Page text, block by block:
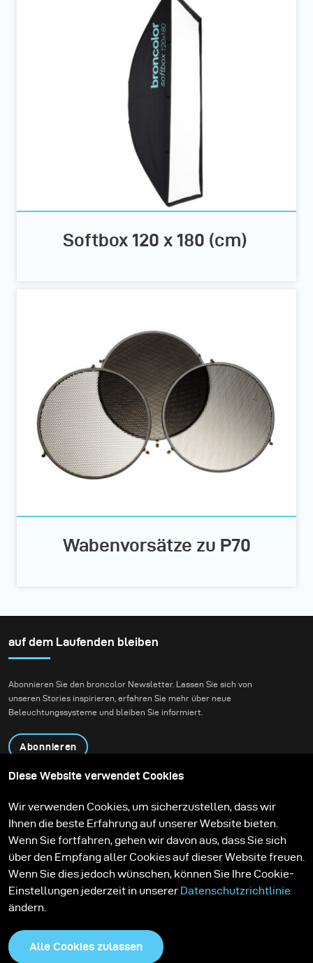
Softbox 120 x 180 (cm)
Wabenvorsätze zu P70
auf dem Laufenden bleiben
Abonnieren Sie den broncolor Newsletter. Lassen Sie sich von
unseren Stories inspirieren, erfahren Sie mehr über neue
Beleuchtungssysteme und bleiben Sie informiert.
Abonnieren
Kontakt
Technologien
Contribute to our blog
Lernen
Support
Karriere
Media Center
Diese Website verwendet Cookies
Wir verwenden Cookies, um sicherzustellen, dass wir
Ihnen die beste Erfahrung auf unserer Website bieten.
Wenn Sie fortfahren, gehen wir davon aus, dass Sie sich
über den Empfang aller Cookies auf dieser Website freuen.
Wenn Sie dies jedoch wünschen, können Sie Ihre Cookie-
Einstellungen jederzeit in unserer Datenschutzrichtlinie
ändern.
Alle Cookies zulassen